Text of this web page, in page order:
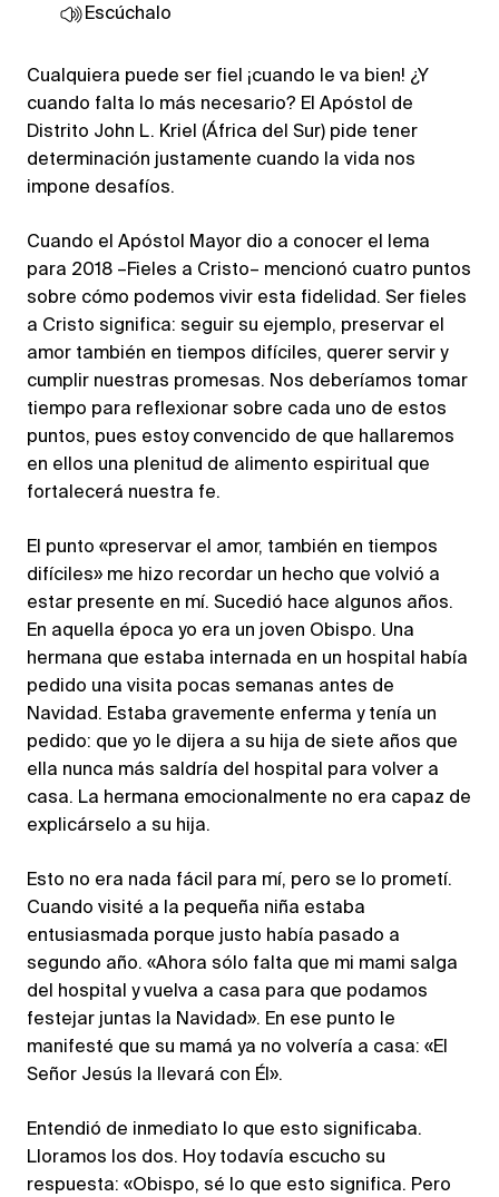
Escúchalo
Cualquiera puede ser fiel ¡cuando le va bien! ¿Y
cuando falta lo más necesario? El Apóstol de
Distrito John L. Kriel (África del Sur) pide tener
determinación justamente cuando la vida nos
impone desafíos.
Cuando el Apóstol Mayor dio a conocer el lema
para 2018 –Fieles a Cristo– mencionó cuatro puntos
sobre cómo podemos vivir esta fidelidad. Ser fieles
a Cristo significa: seguir su ejemplo, preservar el
amor también en tiempos difíciles, querer servir y
cumplir nuestras promesas. Nos deberíamos tomar
tiempo para reflexionar sobre cada uno de estos
puntos, pues estoy convencido de que hallaremos
en ellos una plenitud de alimento espiritual que
fortalecerá nuestra fe.
El punto «preservar el amor, también en tiempos
difíciles» me hizo recordar un hecho que volvió a
estar presente en mí. Sucedió hace algunos años.
En aquella época yo era un joven Obispo. Una
hermana que estaba internada en un hospital había
pedido una visita pocas semanas antes de
Navidad. Estaba gravemente enferma y tenía un
pedido: que yo le dijera a su hija de siete años que
ella nunca más saldría del hospital para volver a
casa. La hermana emocionalmente no era capaz de
explicárselo a su hija.
Esto no era nada fácil para mí, pero se lo prometí.
Cuando visité a la pequeña niña estaba
entusiasmada porque justo había pasado a
segundo año. «Ahora sólo falta que mi mami salga
del hospital y vuelva a casa para que podamos
festejar juntas la Navidad». En ese punto le
manifesté que su mamá ya no volvería a casa: «El
Señor Jesús la llevará con Él».
Entendió de inmediato lo que esto significaba.
Lloramos los dos. Hoy todavía escucho su
respuesta: «Obispo, sé lo que esto significa. Pero